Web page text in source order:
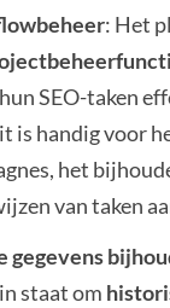
: Het
SEO-taken
is handig voor
het
van taken
gegevens
staat om